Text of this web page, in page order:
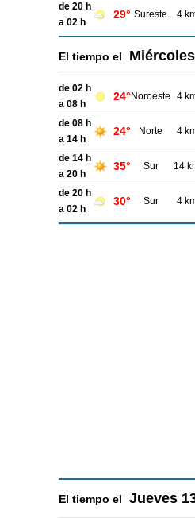
de 20 h
a 02 h
29° Sureste 4
El tiempo el Miércoles
de 02 h
a 08 h
24° Noroeste 4
de 08 h
a 14 h
24° Norte 4
de 14 h
a 20 h
35° Sur 14
de 20 h
a 02 h
30° Sur 4
El tiempo el Jueves